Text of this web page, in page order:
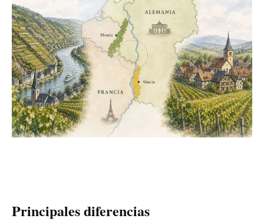
Principales diferencias